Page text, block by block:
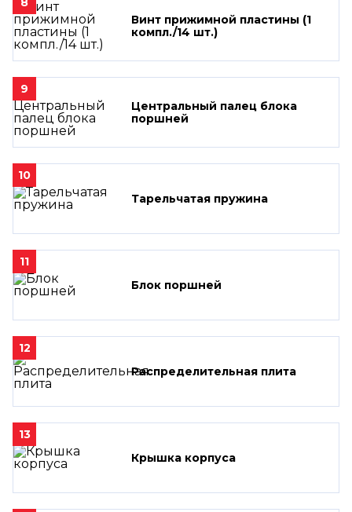
Винт прижимной пластины (1
компл./14 шт.)
9
Центральный палец блока
поршней
10
Тарельчатая пружина
11
Блок поршней
12
Распределительная плита
13
Крышка корпуса